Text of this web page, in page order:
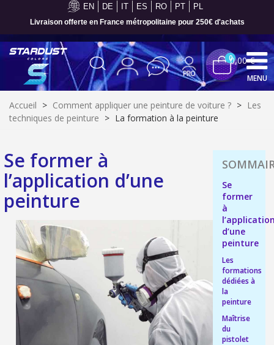
EN DE IT ES RO PT PL
Livraison offerte en France métropolitaine pour 250€ d'achats
Inscription à la newsletter : 5€ de réduction
Livraison sous 24 h en France Métropolitaine
Livraison offerte en France métropolitaine pour 250€ d'achats
Paiement en 4x sans frais dès 30€ d'achats
Votre devis en ligne en moins d'1 minute
00,00 €
MENU
Accueil > Comment appliquer une peinture de voiture ? > Les
techniques de peinture > La formation à la peinture
Se former à
l’application d’une
peinture
Se
former
à
d’une
peinture
Les
formations
dédiées à
la
peinture
Maîtrise
du
pistolet